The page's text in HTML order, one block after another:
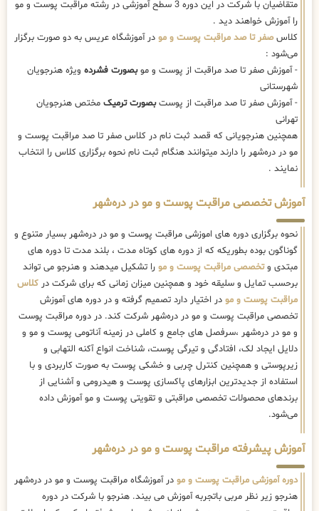
متقاضیان با شرکت در این دوره 3 سطح آموزشی در رشته مراقبت پوست و مو
را آموزش خواهند دید .
کلاسصفر تا صد مراقبت پوست و مو در آموزشگاه عریس به دو صورت برگزار
می‌شود :
- آموزش صفر تا صد مراقبت از پوست و موبصورت فشرده ویژه هنرجویان
شهرستانی
- آموزش صفر تا صد مراقبت از پوستبصورت ترمیک مختص هنرجویان
تهرانی
همچنین هنرجویانی که قصد ثبت نام در کلاس صفر تا صد مراقبت پوست و
مو در دره‌شهر را دارند میتوانند هنگام ثبت نام نحوه برگزاری کلاس را انتخاب
نمایند .
آموزش تخصصی مراقبت پوست و مو در دره‌شهر
نحوه برگزاری دوره های اموزشی مراقبت پوست و مو در دره‌شهر بسیار متنوع و
گوناگون بوده بطوریکه که از دوره های کوتاه مدت ، بلند مدت تا دوره های
مبتدی وتخصصی مراقبت پوست و مو را تشکیل میدهند و هنرجو می تواند
برحسب تمایل و سلیقه خود و همچنین میزان زمانی که برای شرکت در کلاس
مراقبت پوست و مو در اختیار دارد تصمیم گرفته و در دوره های آموزش
تخصصی مراقبت پوست و مو در دره‌شهر شرکت کند. در دوره مراقبت پوست
و مو در دره‌شهر ،سرفصل های جامع و کاملی در زمینه آناتومی پوست و مو و
دلایل ایجاد لک، افتادگی و تیرگی پوست، شناخت انواع آکنه التهابی و
زیرپوستی و همچنین کنترل چربی و خشکی پوست به صورت کاربردی و با
استفاده از جدیدترین ابزارهای پاکسازی پوست و هیدرومی و آشنایی از
برندهای محصولات تخصصی مراقبتی و تقویتی پوست و مو آموزش داده
می‌شود.
آموزش پیشرفته مراقبت پوست و مو در دره‌شهر
دوره آموزشی مراقبت پوست و مو در آموزشگاه مراقبت پوست و مو در دره‌شهر
هنرجو زیر نظر مربی باتجربه آموزش می بیند. هنرجو با شرکت در دوره